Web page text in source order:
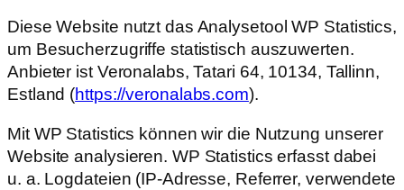
Diese Website nutzt das Analysetool WP Statistics,
um Besucherzugriffe statistisch auszuwerten.
Anbieter ist Veronalabs, Tatari 64, 10134, Tallinn,
Estland (https://veronalabs.com).
Mit WP Statistics können wir die Nutzung unserer
Website analysieren. WP Statistics erfasst dabei
u. a. Logdateien (IP-Adresse, Referrer, verwendete